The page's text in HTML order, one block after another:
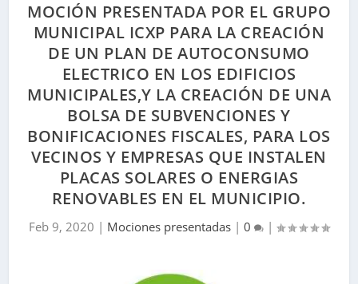
MOCIÓN PRESENTADA POR EL GRUPO
MUNICIPAL ICXP PARA LA CREACIÓN
DE UN PLAN DE AUTOCONSUMO
ELECTRICO EN LOS EDIFICIOS
MUNICIPALES,Y LA CREACIÓN DE UNA
BOLSA DE SUBVENCIONES Y
BONIFICACIONES FISCALES, PARA LOS
VECINOS Y EMPRESAS QUE INSTALEN
PLACAS SOLARES O ENERGIAS
RENOVABLES EN EL MUNICIPIO.
Feb 9, 2020 | Mociones presentadas | 0 |